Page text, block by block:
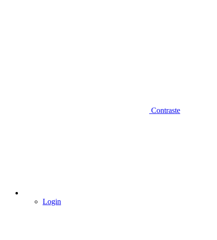
Contraste
Login